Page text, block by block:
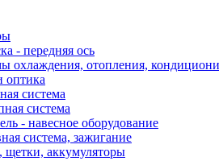
- передняя ось
охлаждения, отопления,
оптика
система
система
- навесное оборудование
система, зажигание
аккумуляторы